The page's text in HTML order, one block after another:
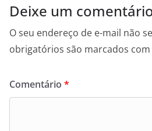
Deixe um
O seu endereço de e-mail não
obrigatórios são marcados com
Comentário *